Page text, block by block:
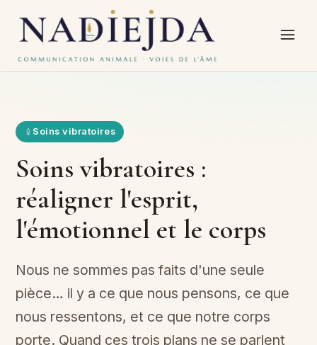
Soins vibratoires
Soins vibratoires :
réaligner l'esprit,
l'émotionnel et le corps
Nous ne sommes pas faits d'une seule
pièce… il y a ce que nous pensons, ce que
nous ressentons, et ce que notre corps
porte. Quand ces trois plans ne se parlent